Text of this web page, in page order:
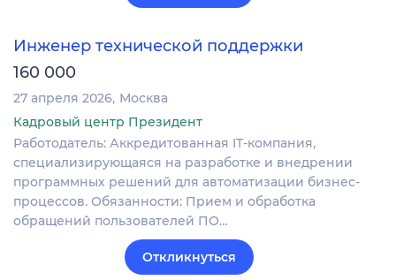
Инженер технической поддержки
160 000
27 апреля 2026 Москва
Кадровый центр Президент
Работодатель: Аккредитованная IT-компания,
специализирующаяся на разработке и внедрении
программных решений для автоматизации бизнес-
процессов. Обязанности: Прием и обработка
обращений пользователей ПО…
Откликнуться